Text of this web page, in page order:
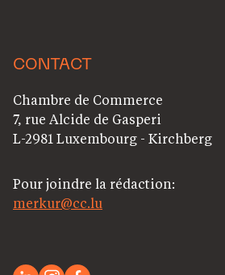
CONTACT
Chambre de Commerce
7, rue Alcide de Gasperi
L-2981 Luxembourg - Kirchberg
Pour joindre la rédaction:
merkur@cc.lu